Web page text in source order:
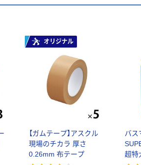
オリジナル
【ガムテープ】アスクル
現場のチカラ 厚さ
0.26mm 布テープ
バス
超特